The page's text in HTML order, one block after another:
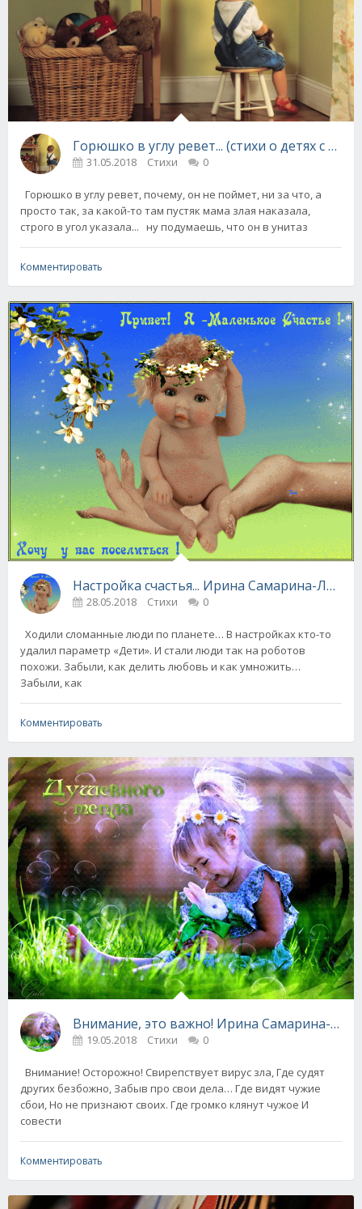
Горюшко в углу ревет... (стихи о детях с
31.05.2018 Стихи 0
Горюшко в углу ревет, почему, он не поймет, ни за что, а
просто так, за какой-то там пустяк мама злая наказала,
строго в угол указала... ну подумаешь, что он в унитаз
Комментировать
Настройка счастья... Ирина Самарина-
28.05.2018 Стихи 0
Ходили сломанные люди по планете… В настройках кто-то
удалил параметр «Дети». И стали люди так на роботов
похожи. Забыли, как делить любовь и как умножить…
Забыли, как
Комментировать
Внимание, это важно! Ирина Самарина-
19.05.2018 Стихи 0
Внимание! Осторожно! Свирепствует вирус зла, Где судят
других безбожно, Забыв про свои дела… Где видят чужие
сбои, Но не признают своих. Где громко клянут чужое И
совести
Комментировать